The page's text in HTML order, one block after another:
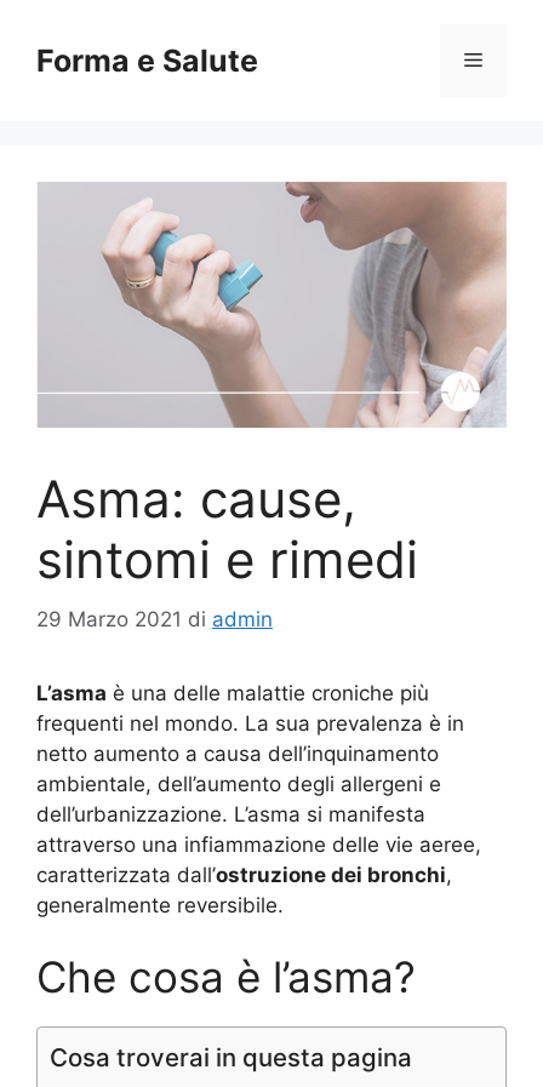
contenuto
Forma e Salute Menu
Asma: cause,
sintomi e rimedi
29 Marzo 2021 di admin
L’asma è una delle malattie croniche più
frequenti nel mondo. La sua prevalenza è in
netto aumento a causa dell’inquinamento
ambientale, dell’aumento degli allergeni e
dell’urbanizzazione. L’asma si manifesta
attraverso una infiammazione delle vie aeree,
caratterizzata dall’ostruzione dei bronchi,
generalmente reversibile.
Che cosa è l’asma?
Cosa troverai in questa pagina